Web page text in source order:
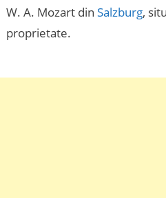
W. A. ​​Mozart din Salzburg,
proprietate.